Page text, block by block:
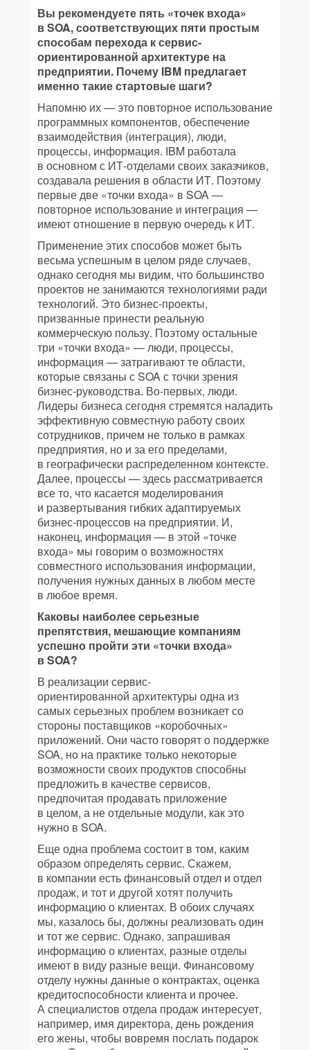
Вы рекомендуете пять «точек входа»
в SOA, соответствующих пяти простым
способам перехода к сервис-
ориентированной архитектуре на
предприятии. Почему IBM предлагает
именно такие стартовые шаги?
Напомню их — это повторное использование
программных компонентов, обеспечение
взаимодействия (интеграция), люди,
процессы, информация. IBM работала
в основном с ИТ-отделами своих заказчиков,
создавала решения в области ИТ. Поэтому
первые две «точки входа» в SOA —
повторное использование и интеграция —
имеют отношение в первую очередь к ИТ.
Применение этих способов может быть
весьма успешным в целом ряде случаев,
однако сегодня мы видим, что большинство
проектов не занимаются технологиями ради
технологий. Это бизнес-проекты,
призванные принести реальную
коммерческую пользу. Поэтому остальные
три «точки входа» — люди, процессы,
информация — затрагивают те области,
которые связаны с SOA с точки зрения
бизнес-руководства. Во-первых, люди.
Лидеры бизнеса сегодня стремятся наладить
эффективную совместную работу своих
сотрудников, причем не только в рамках
предприятия, но и за его пределами,
в географически распределенном контексте.
Далее, процессы — здесь рассматривается
все то, что касается моделирования
и развертывания гибких адаптируемых
бизнес-процессов на предприятии. И,
наконец, информация — в этой «точке
входа» мы говорим о возможностях
совместного использования информации,
получения нужных данных в любом месте
в любое время.
Каковы наиболее серьезные
препятствия, мешающие компаниям
успешно пройти эти «точки входа»
в SOA?
В реализации сервис-
ориентированной архитектуры одна из
самых серьезных проблем возникает со
стороны поставщиков «коробочных»
приложений. Они часто говорят о поддержке
SOA, но на практике только некоторые
возможности своих продуктов способны
предложить в качестве сервисов,
предпочитая продавать приложение
в целом, а не отдельные модули, как это
нужно в SOA.
Еще одна проблема состоит в том, каким
образом определять сервис. Скажем,
в компании есть финансовый отдел и отдел
продаж, и тот и другой хотят получить
информацию о клиентах. В обоих случаях
мы, казалось бы, должны реализовать один
и тот же сервис. Однако, запрашивая
информацию о клиентах, разные отделы
имеют в виду разные вещи. Финансовому
отделу нужны данные о контрактах, оценка
кредитоспособности клиента и прочее.
А специалистов отдела продаж интересует,
например, имя директора, день рождения
его жены, чтобы вовремя послать подарок